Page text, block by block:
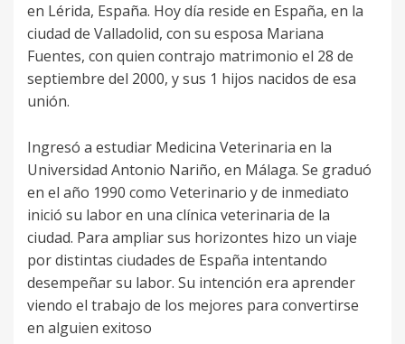
en Lérida, España. Hoy día reside en España, en la
ciudad de Valladolid, con su esposa Mariana
Fuentes, con quien contrajo matrimonio el 28 de
septiembre del 2000, y sus 1 hijos nacidos de esa
unión.
Ingresó a estudiar Medicina Veterinaria en la
Universidad Antonio Nariño, en Málaga. Se graduó
en el año 1990 como Veterinario y de inmediato
inició su labor en una clínica veterinaria de la
ciudad. Para ampliar sus horizontes hizo un viaje
por distintas ciudades de España intentando
desempeñar su labor. Su intención era aprender
viendo el trabajo de los mejores para convertirse
en alguien exitoso